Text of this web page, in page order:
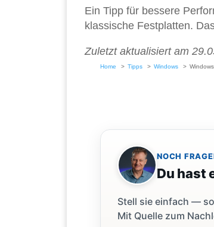
Ein Tipp für bessere
klassische Festplatten.
Zuletzt aktualisiert am
Home Tipps Windows
NOCH
Du hast
Stell sie einfach —
Mit Quelle zum